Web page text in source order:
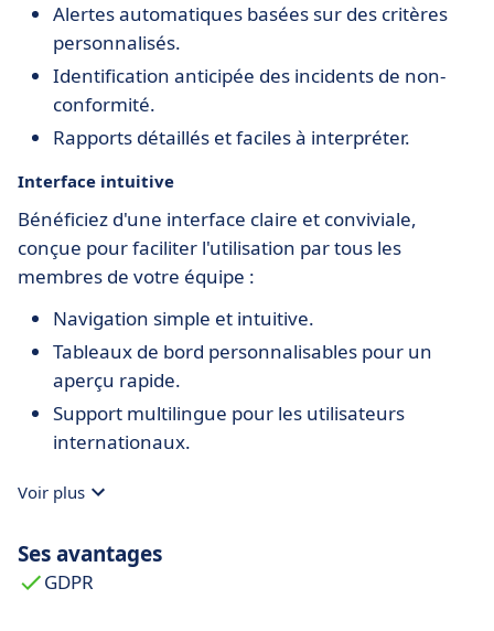
Alertes automatiques basées sur des critères
personnalisés.
Identification anticipée des incidents de non-
conformité.
Rapports détaillés et faciles à interpréter.
Interface intuitive
Bénéficiez d'une interface claire et conviviale,
conçue pour faciliter l'utilisation par tous les
membres de votre équipe :
Navigation simple et intuitive.
Tableaux de bord personnalisables pour un
aperçu rapide.
Support multilingue pour les utilisateurs
internationaux.
Voir plus
Ses avantages
GDPR